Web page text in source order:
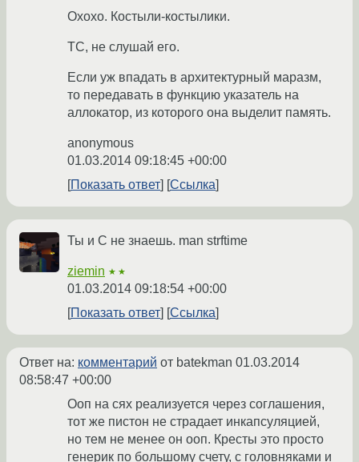
Охохо. Костыли-костылики.
ТС, не слушай его.
Если уж впадать в архитектурный маразм,
то передавать в функцию указатель на
аллокатор, из которого она выделит память.
anonymous
01.03.2014 09:18:45 +00:00
Показать ответ
Ссылка
Ты и C не знаешь. man strftime
ziemin ★★
01.03.2014 09:18:54 +00:00
Показать ответ
Ссылка
Ответ на: комментарий от batekman 01.03.2014
08:58:47 +00:00
Ооп на сях реализуется через соглашения,
тот же пистон не страдает инкапсуляцией,
но тем не менее он ооп. Кресты это просто
генерик по большому счету, с головняками и